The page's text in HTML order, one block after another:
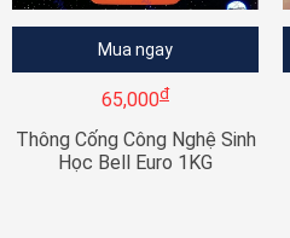
Mua ngay
65,000đ
Thông Cống Công Nghệ Sinh
Học Bell Euro 1KG